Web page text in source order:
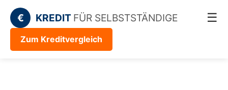
€ KREDIT FÜR SELBSTSTÄNDIGE ☰
Zum Kreditvergleich